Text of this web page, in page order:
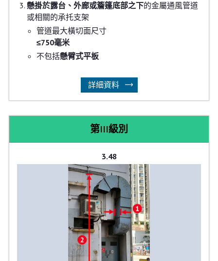
懸掛於露台、外廊或簷篷底部之下的金屬通風管道
或相關的承托支架
管道最大橫切面尺寸
≤750毫米
不包括懸臂式平板
詳細資料
第III級別
3.48